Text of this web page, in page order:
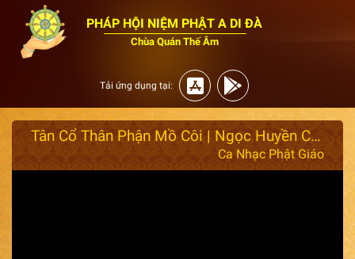
PHÁP HỘI NIỆM PHẬT A DI ĐÀ
Chùa Quán Thế Âm
Tải ứng dụng tại:
Tân Cổ Thân Phận Mồ Côi | Ngọc Huyền Châu x Châu Bảo
Ca Nhạc Phật Giáo